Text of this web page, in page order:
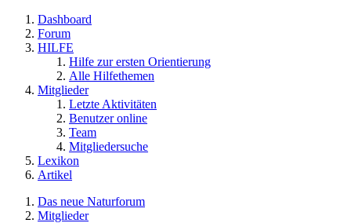
Dashboard
Forum
HILFE
Hilfe zur ersten Orientierung
Alle Hilfethemen
Mitglieder
Letzte Aktivitäten
Benutzer online
Team
Mitgliedersuche
Lexikon
Artikel
Das neue Naturforum
Mitglieder